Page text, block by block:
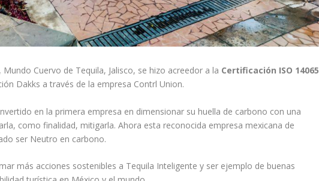
Cuervo de Tequila, Jalisco, se hizo acreedor a la Certificación ISO 14065
Dakks a través de la empresa Contrl Union.
en la primera empresa en dimensionar su huella de carbono con una
como finalidad, mitigarla. Ahora esta reconocida empresa mexicana de
ser Neutro en carbono.
más acciones sostenibles a Tequila Inteligente y ser ejemplo de buenas